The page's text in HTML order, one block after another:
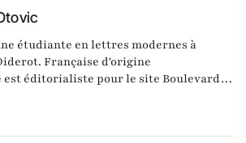
étudiante en lettres modernes à
Française d'origine
est éditorialiste pour le site Boulevard